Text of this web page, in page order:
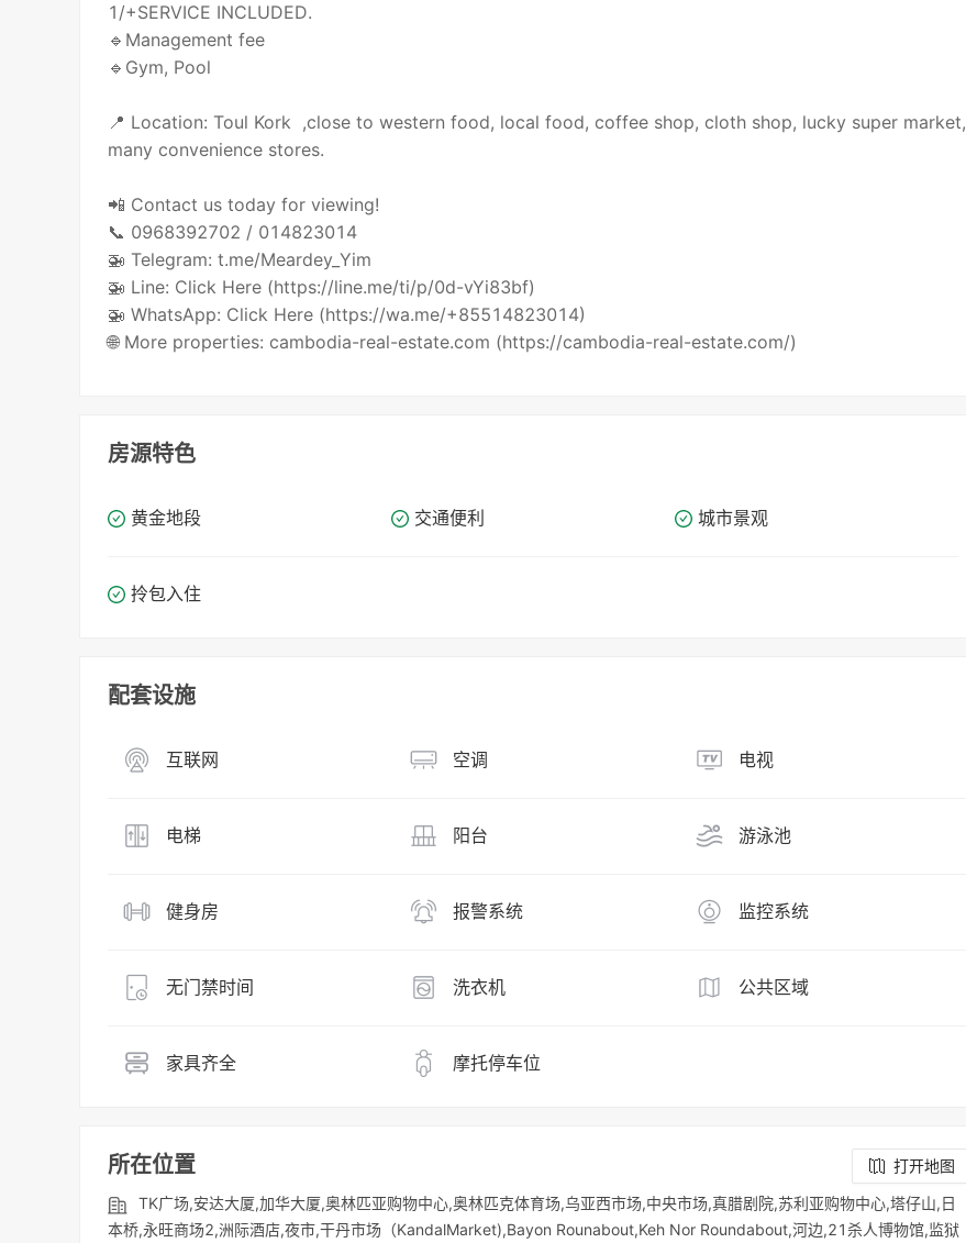
1/+SERVICE INCLUDED.
🔹Management fee
🔹Gym, Pool
📍 Location: Toul Kork ,close to western food, local food, coffee shop, cloth shop, lucky super market,
many convenience stores.
📲 Contact us today for viewing!
📞 0968392702 / 014823014
🚁 Telegram: t.me/Meardey_Yim
🚁 Line: Click Here (https://line.me/ti/p/0d-vYi83bf)
🚁 WhatsApp: Click Here (https://wa.me/+85514823014)
🌐 More properties: cambodia-real-estate.com (https://cambodia-real-estate.com/)
房源特色
黄金地段 交通便利 城市景观
拎包入住
配套设施
互联网 空调 电视
电梯 阳台 游泳池
健身房 报警系统 监控系统
无门禁时间 洗衣机 公共区域
家具齐全 摩托停车位
所在位置
打开地图
TK广场,安达大厦,加华大厦,奥林匹亚购物中心,奥林匹克体育场,乌亚西市场,中央市场,真腊剧院,苏利亚购物中心,塔仔山,日
本桥,永旺商场2,洲际酒店,夜市,干丹市场（KandalMarket),Bayon Rounabout,Keh Nor Roundabout,河边,21杀人博物馆,监狱